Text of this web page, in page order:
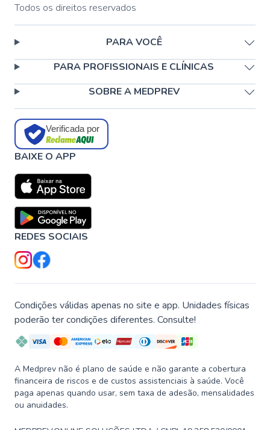
Todos os direitos reservados
PARA VOCÊ
PARA PROFISSIONAIS E CLÍNICAS
SOBRE A MEDPREV
Verificada por
BAIXE O APP
REDES SOCIAIS
Condições válidas apenas no site e app. Unidades físicas
poderão ter condições diferentes. Consulte!
A Medprev não é plano de saúde e não garante a cobertura
financeira de riscos e de custos assistenciais à saúde. Você
paga apenas quando usar, sem taxa de adesão, mensalidades
ou anuidades.